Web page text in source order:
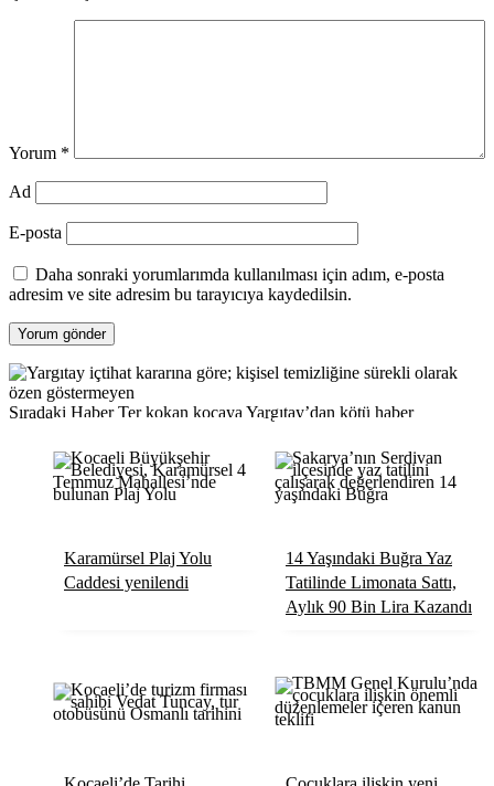
Yorum *
Ad
E-posta
Daha sonraki yorumlarımda kullanılması için adım, e-posta
adresim ve site adresim bu tarayıcıya kaydedilsin.
Sıradaki Haber Ter kokan kocaya Yargıtay’dan kötü haber
Karamürsel Plaj Yolu
Caddesi yenilendi
14 Yaşındaki Buğra Yaz
Tatilinde Limonata Sattı,
Aylık 90 Bin Lira Kazandı